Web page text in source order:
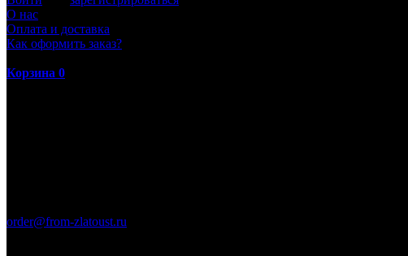
О нас
Оплата и доставка
Как оформить заказ?
Корзина 0
order@from-zlatoust.ru